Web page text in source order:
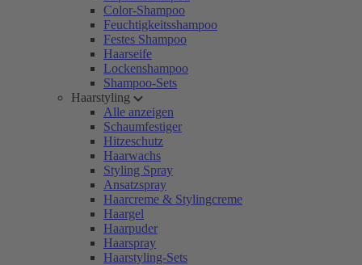
Color-Shampoo
Feuchtigkeitsshampoo
Festes Shampoo
Haarseife
Lockenshampoo
Shampoo-Sets
Haarstyling
Alle anzeigen
Schaumfestiger
Hitzeschutz
Haarwachs
Styling Spray
Ansatzspray
Haarcreme & Stylingcreme
Haargel
Haarpuder
Haarspray
Haarstyling-Sets